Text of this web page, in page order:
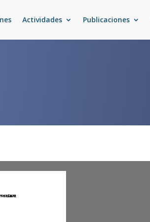
Actividades Publicaciones